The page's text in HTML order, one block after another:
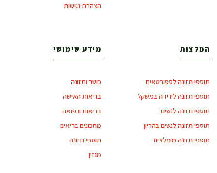
הצהרת נגישות
המלצות
תוספי תזונה לספורטאים
תוספי תזונה לירידה במשקל
תוספי תזונה לנשים
תוספי תזונה לנשים בהריון
תוספי תזונה מומלצים
מידע שימושי
כושר ותזונה
בריאות האישה
בריאות ורפואה
מתכונים בריאים
תוספי תזונה
מגזין